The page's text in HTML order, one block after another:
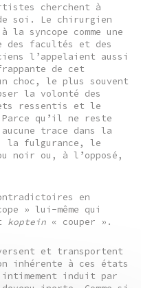
cherchent à
soi. Le chirurgien
syncope comme une
des facultés et des
l’appelaient aussi
de cet
choc, le plus souvent
la volonté des
ressentis et le
Parce qu’il ne reste
trace dans la
la fulgurance, le
noir ou, à l’opposé,
en
» lui-même qui
koptein « couper ».
et transportent
inhérente à ces états
induit par